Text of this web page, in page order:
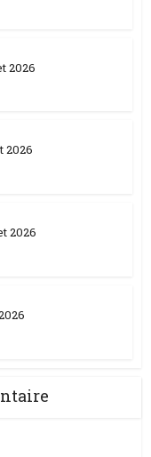
2026
2026
2026